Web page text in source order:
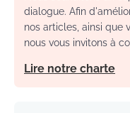
dialogue. Afin
nos articles, ainsi que
nous vous invitons à
Lire notre charte